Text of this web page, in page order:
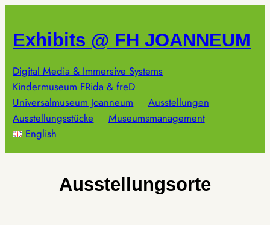
springen
Exhibits @ FH JOANNEUM
Digital Media & Immersive Systems
Kindermuseum FRida & freD
Universalmuseum Joanneum
Ausstellungen
Ausstellungsstücke
Museumsmanagement
English
Ausstellungsorte